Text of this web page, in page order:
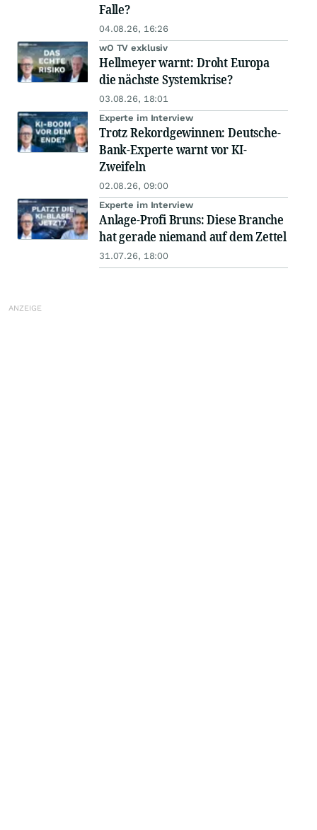
Falle?
04.08.26, 16:26
wO TV exklusiv
Hellmeyer warnt: Droht Europa
die nächste Systemkrise?
03.08.26, 18:01
Experte im Interview
Trotz Rekordgewinnen: Deutsche-
Bank-Experte warnt vor KI-
Zweifeln
02.08.26, 09:00
Experte im Interview
Anlage-Profi Bruns: Diese Branche
hat gerade niemand auf dem Zettel
31.07.26, 18:00